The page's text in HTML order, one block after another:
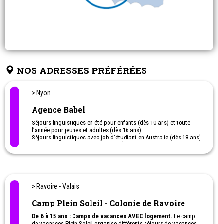
NOS ADRESSES PRÉFÉRÉES
> Nyon
Agence Babel
Séjours linguistiques en été pour enfants (dès 10 ans) et toute
l’année pour jeunes et adultes (dès 16 ans)
Séjours linguistiques avec job d’étudiant en Australie (dès 18 ans)
matu bilingue)
> Ravoire - Valais
Camp Plein Soleil - Colonie de Ravoire
De 6 à 15 ans : Camps de vacances AVEC logement. Le camp